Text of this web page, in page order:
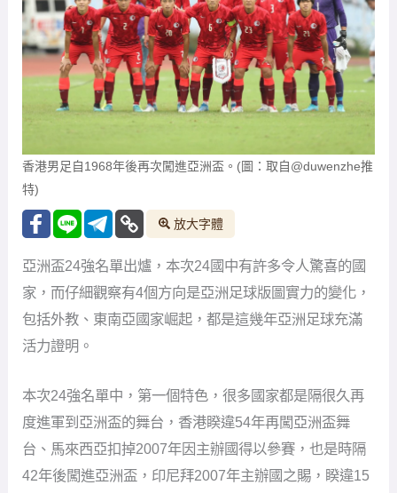
香港男足自1968年後再次闖進亞洲盃。(圖：取自@duwenzhe推
特)
放大字體
亞洲盃24強名單出爐，本次24國中有許多令人驚喜的國
家，而仔細觀察有4個方向是亞洲足球版圖實力的變化，
包括外教、東南亞國家崛起，都是這幾年亞洲足球充滿
活力證明。
本次24強名單中，第一個特色，很多國家都是隔很久再
度進軍到亞洲盃的舞台，香港睽違54年再闖亞洲盃舞
台、馬來西亞扣掉2007年因主辦國得以參賽，也是時隔
42年後闖進亞洲盃，印尼拜2007年主辦國之賜，睽違15